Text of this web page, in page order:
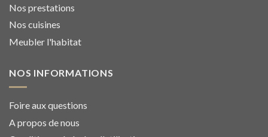
Nos prestations
Nos cuisines
Meubler l'habitat
NOS INFORMATIONS
Foire aux questions
A propos de nous